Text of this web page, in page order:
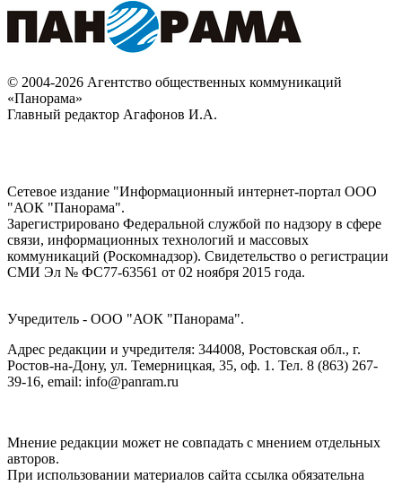
© 2004-2026 Агентство общественных коммуникаций
«Панорама»
Главный редактор Агафонов И.А.
Сетевое издание "Информационный интернет-портал ООО
"АОК "Панорама".
Зарегистрировано Федеральной службой по надзору в сфере
связи, информационных технологий и массовых
коммуникаций (Роскомнадзор). Cвидетельство о регистрации
СМИ Эл № ФС77-63561 от 02 ноября 2015 года.
Учредитель - ООО "АОК "Панорама".
Адрес редакции и учредителя: 344008, Ростовская обл., г.
Ростов-на-Дону, ул. Темерницкая, 35, оф. 1. Тел. 8 (863) 267-
39-16, email: info@panram.ru
Мнение редакции может не совпадать с мнением отдельных
авторов.
При использовании материалов сайта ссылка обязательна